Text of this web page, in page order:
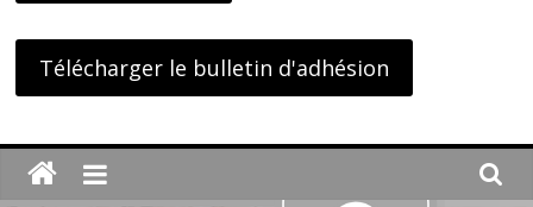
Télécharger le bulletin d'adhésion